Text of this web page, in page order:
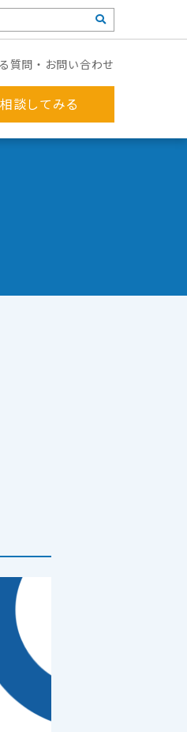
質問・お問い合わせ
相談してみる
ステムと『人の手が介在する連